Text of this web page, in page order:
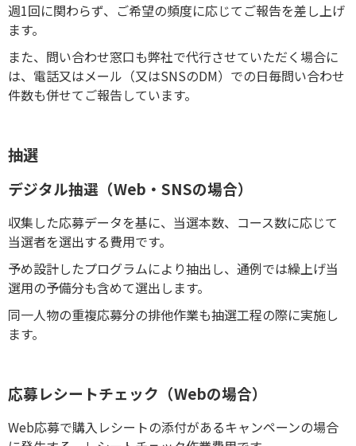
週1回に関わらず、ご希望の頻度に応じてご報告を差し上げ
ます。
また、問い合わせ窓口も弊社で代行させていただく場合に
は、電話又はメール（又はSNSのDM）での日毎問い合わせ
件数も併せてご報告しています。
抽選
デジタル抽選（Web・SNSの場合）
収集した応募データを基に、当選本数、コース数に応じて
当選者を選出する費用です。
予め設計したプログラムにより抽出し、通例では繰上げ当
選用の予備分も含めて選出します。
同一人物の重複応募分の排他作業も抽選工程の際に実施し
ます。
応募レシートチェック（Webの場合）
Web応募で購入レシートの添付があるキャンペーンの場合